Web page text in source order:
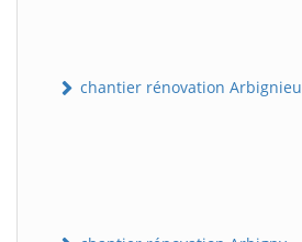
chantier rénovation Arbignieu